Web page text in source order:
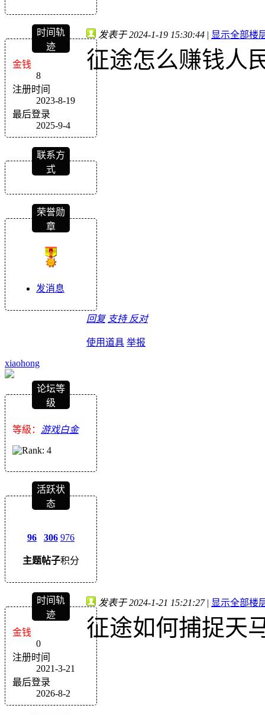
时间轨
迹
金钱
8
注册时间
2023-8-19
最后登录
2025-9-4
联系方
式
荣誉勋
章
发消息
发表于 2024-1-19 15:30:44 | 显示全部楼
征途怎么赚钱人
回复 支持 反对
使用道具 举报
xiaohong
论坛等
级
等級： 游戏白金
活跃状
态
96
主题
306
帖子
976
积分
时间轨
迹
金钱
0
注册时间
2021-3-21
最后登录
2026-8-2
发表于 2024-1-21 15:21:27 | 显示全部楼
征途如何捕捉天